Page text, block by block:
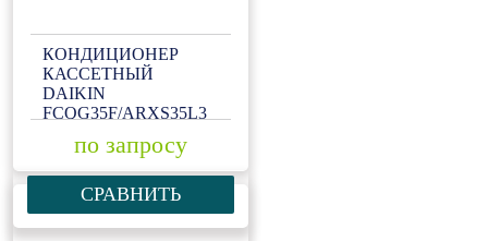
КОНДИЦИОНЕР
КАССЕТНЫЙ
DAIKIN
FCQG35F/ARXS35L3
по запросу
СРАВНИТЬ